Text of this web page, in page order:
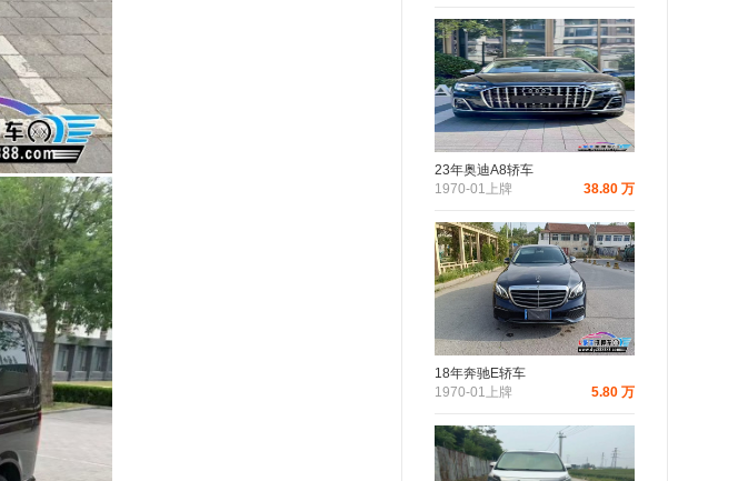
23年奥迪A8轿车
1970-01上牌
38.80 万
18年奔驰E轿车
1970-01上牌
5.80 万